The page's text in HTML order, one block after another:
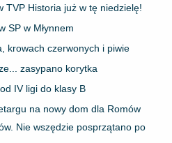
TVP Historia już w tę niedzielę!
SP w Młynnem
krowach czerwonych i piwie
zasypano korytka
IV ligi do klasy B
na nowy dom dla Romów
Nie wszędzie posprzątano po